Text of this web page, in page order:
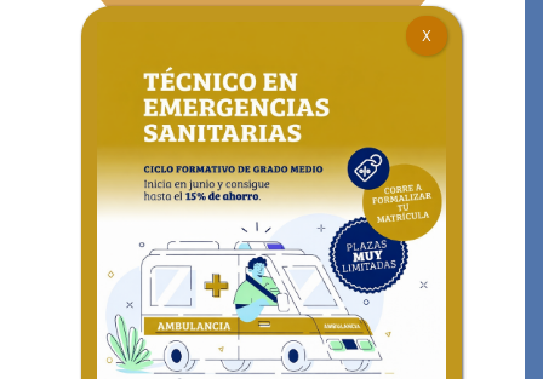
degrado mediocuando reúnas
alguno de los siguientes
requisitos:
Estar en posesión del título
de Graduado en Educación
Secundaria Obligatoria o de
un nivel académico superior.
Estar en posesión de un
Título Profesional Básico
(Formación Profesional